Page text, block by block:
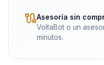
Asesoría sin
VoltaBot o un
minutos.